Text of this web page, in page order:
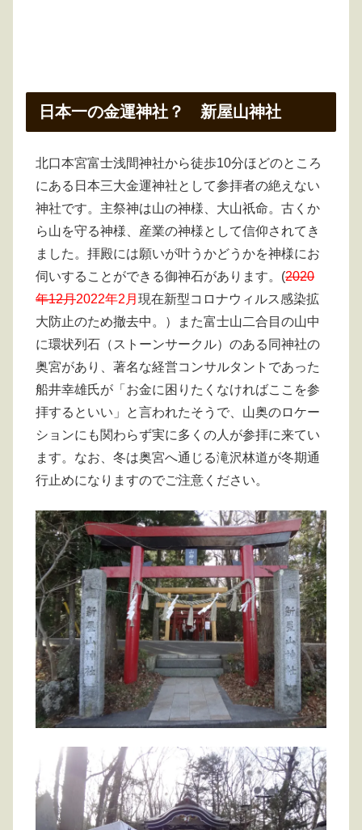
日本一の金運神社？ 新屋山神社
北口本宮富士浅間神社から徒歩10分ほどのところ
にある日本三大金運神社として参拝者の絶えない
神社です。主祭神は山の神様、大山祇命。古くか
ら山を守る神様、産業の神様として信仰されてき
ました。拝殿には願いが叶うかどうかを神様にお
伺いすることができる御神石があります。(2020
年12月2022年2月現在新型コロナウィルス感染拡
大防止のため撤去中。）また富士山二合目の山中
に環状列石（ストーンサークル）のある同神社の
奥宮があり、著名な経営コンサルタントであった
船井幸雄氏が「お金に困りたくなければここを参
拝するといい」と言われたそうで、山奥のロケー
ションにも関わらず実に多くの人が参拝に来てい
ます。なお、冬は奥宮へ通じる滝沢林道が冬期通
行止めになりますのでご注意ください。